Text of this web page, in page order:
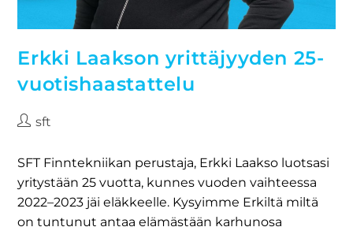
Erkki Laakson yrittäjyyden 25-
vuotishaastattelu
sft
SFT Finntekniikan perustaja, Erkki Laakso luotsasi
yritystään 25 vuotta, kunnes vuoden vaihteessa
2022–2023 jäi eläkkeelle. Kysyimme Erkiltä miltä
on tuntunut antaa elämästään karhunosa